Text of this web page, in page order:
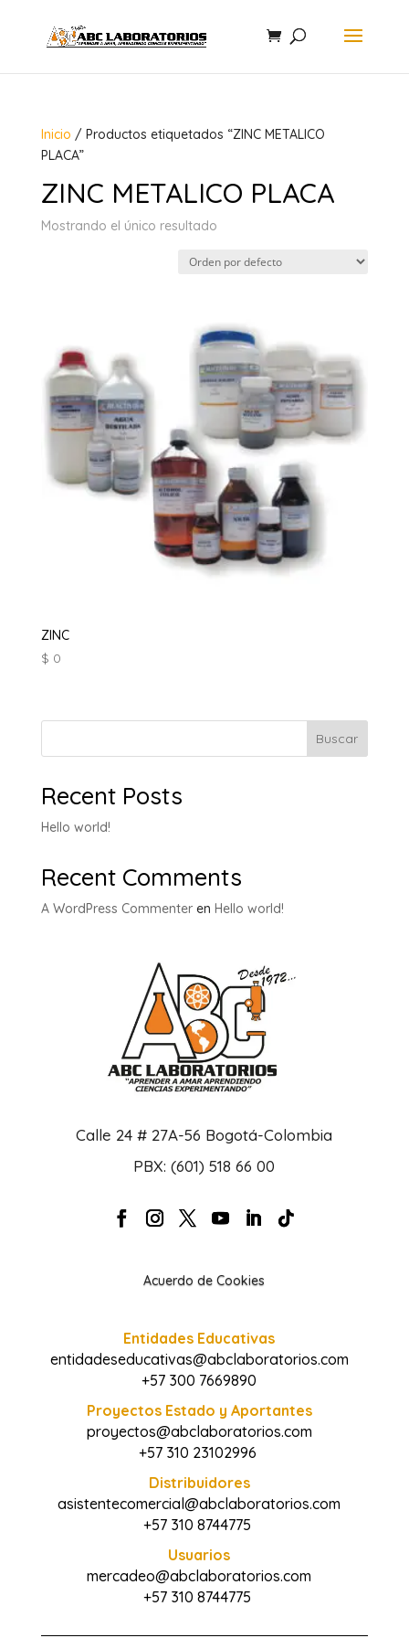
Inicio / Productos etiquetados “ZINC METALICO
PLACA”
ZINC METALICO PLACA
Mostrando el único resultado
ZINC
$ 0
Buscar
Recent Posts
Hello world!
Recent Comments
A WordPress Commenteren Hello world!
Calle 24 # 27A-56 Bogotá-Colombia
PBX: (601) 518 66 00
Acuerdo de Cookies
Entidades Educativas
entidadeseducativas@abclaboratorios.com
+57 300 7669890
Proyectos Estado y Aportantes
proyectos@abclaboratorios.com
+57 310 23102996
Distribuidores
asistentecomercial@abclaboratorios.com
+57 310 8744775
Usuarios
mercadeo@abclaboratorios.com
+57 310 8744775